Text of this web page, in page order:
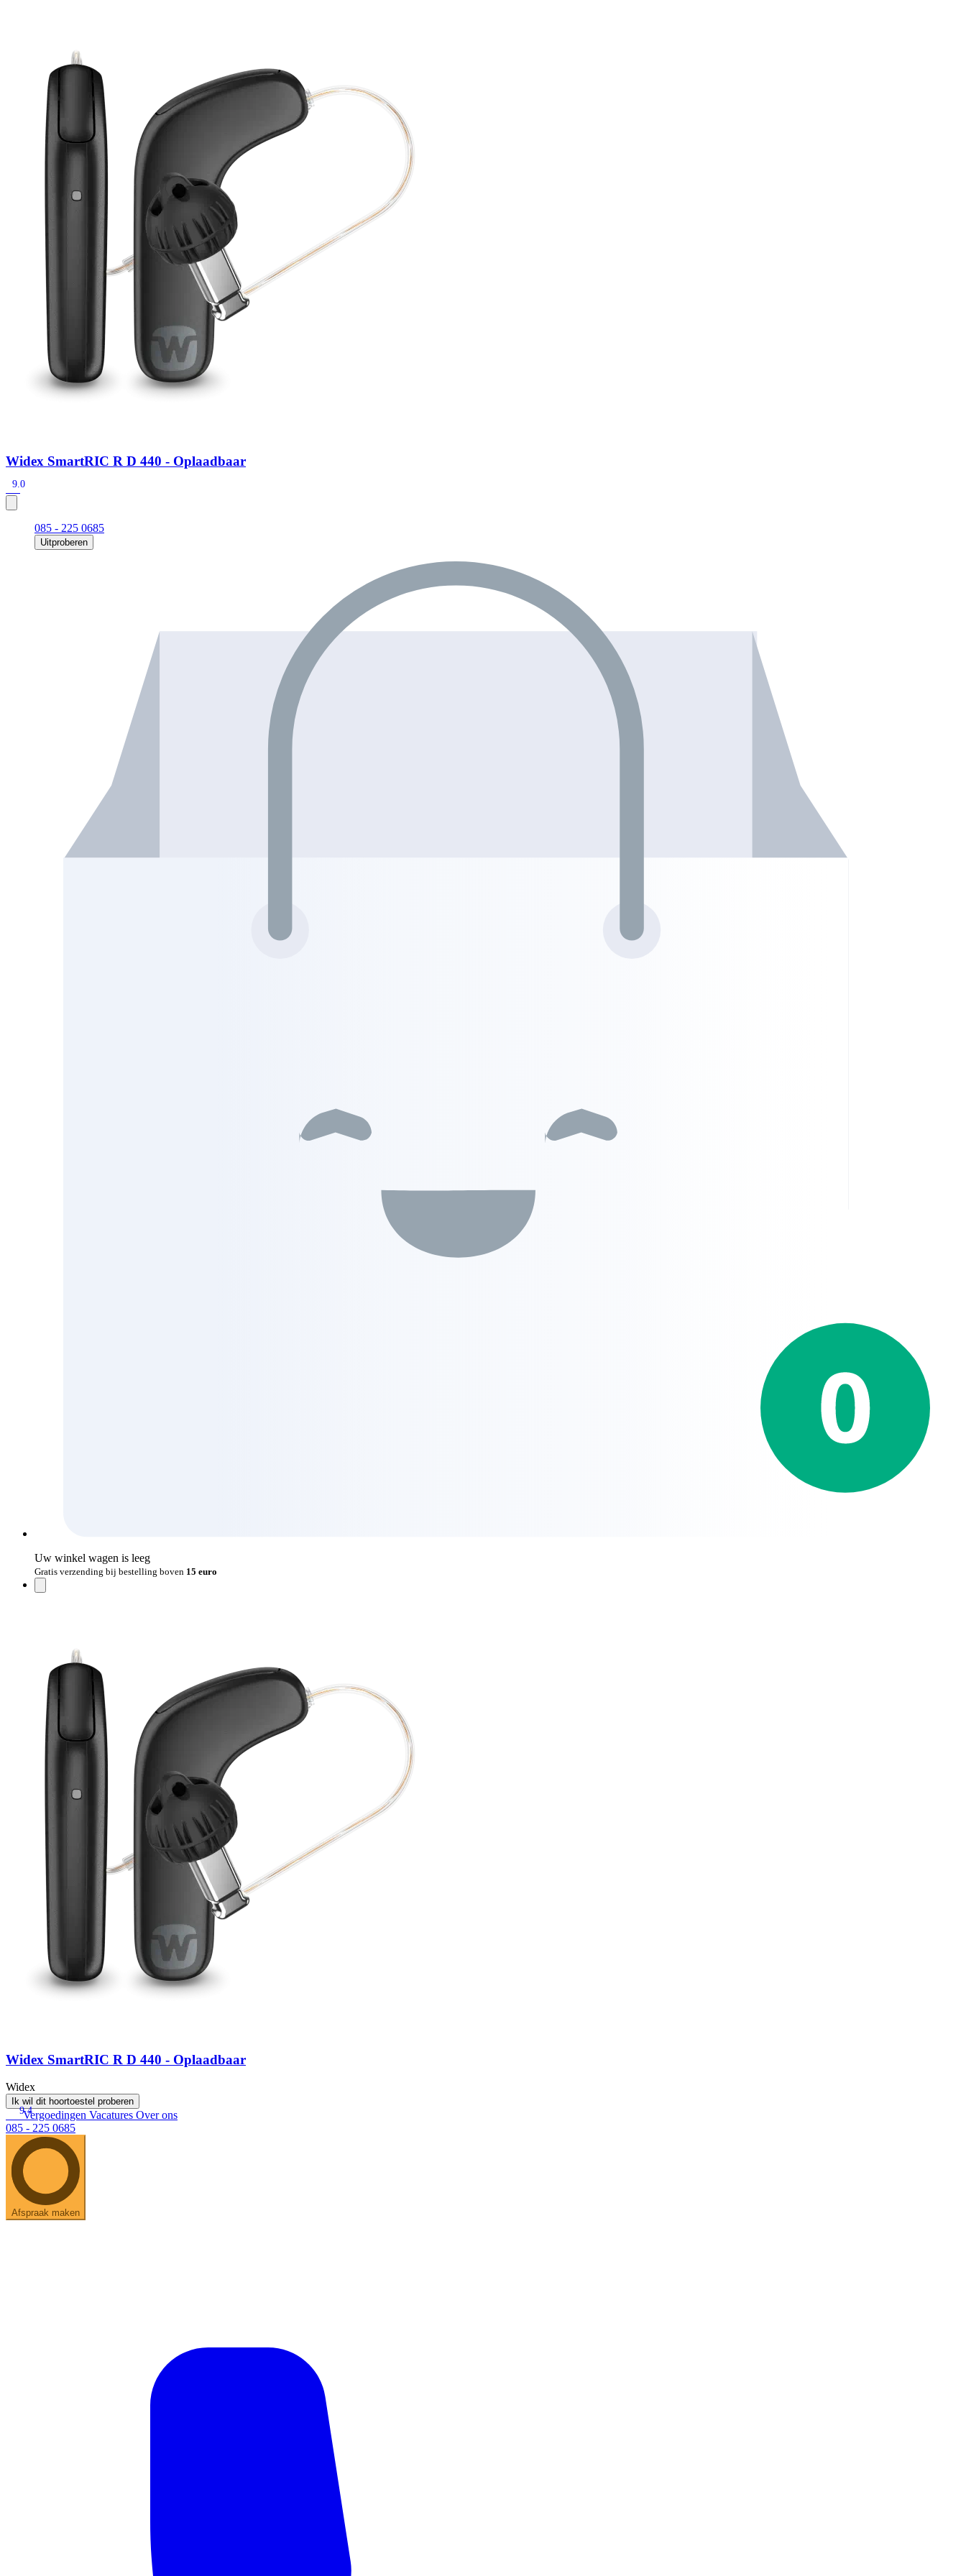
Signia hoortoestellen
Signia Silk IXWidex Allure AI
HoortoestelbatterijenWidex filters DomesOnderhoudsartikelen
Signia Active Mini IX - Oplaadbaar
De Signia Active Mini IX is het nieuwste hoortoestel van Signia.
Widex SmartRIC R D 440 - Oplaadbaar
9.0
085 - 225 0685
Uitproberen
Uw winkel wagen is leeg
Gratis verzending bij bestelling boven 15 euro
Widex SmartRIC R D 440 - Oplaadbaar
Widex
Ik wil dit hoortoestel proberen
9.4
Vergoedingen Vacatures Over ons
085 - 225 0685
Afspraak maken